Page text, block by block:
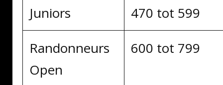
Juniors
470 tot 599
Randonneurs
Open
600 tot 799